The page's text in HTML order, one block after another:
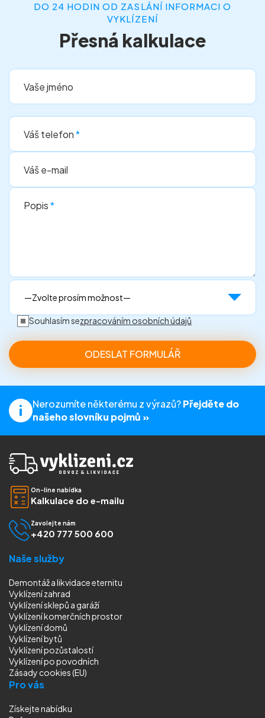
DO 24 HODIN OD ZASLÁNÍ INFORMACI O
VYKLÍZENÍ
Přesná kalkulace
Vaše jméno
Váš telefon*
Váš e-mail
Popis*
Souhlasím sezpracováním osobních údajů
Nerozumíte některému z výrazů?Přejděte do
našeho slovníku pojmů »
On-line nabídka
Kalkulace do e-mailu
Zavolejte nám
+420 777 500 600
Naše služby
Demontáž a likvidace eternitu
Vyklízení zahrad
Vyklízení sklepů a garáží
Vyklízení komerčních prostor
Vyklízení domů
Vyklízení bytů
Vyklízení pozůstalostí
Vyklízenípo povodních
Zásady cookies (EU)
Pro vás
Získejte nabídku